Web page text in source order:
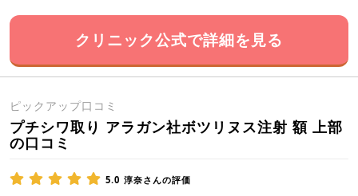
クリニック公式で詳細を見る
ピックアップ口コミ
プチシワ取り アラガン社ボツリヌス注射 額 上部
の口コミ
5.0 淳奈さんの評価